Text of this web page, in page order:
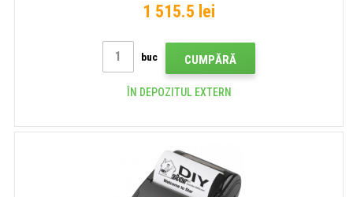
1 515.5 lei
buc CUMPĂRĂ
ÎN DEPOZITUL EXTERN